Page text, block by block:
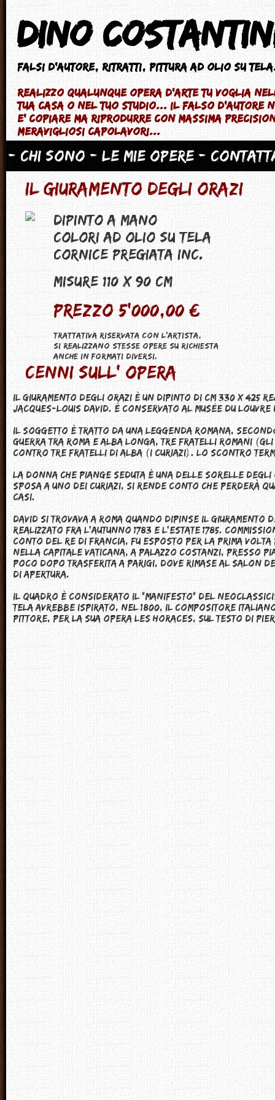
Dino
Falsi d'autore, ritratti, pittura ad olio su
Realizzo qualunque opera d'arte tu voglia
tua casa o nel tuo studio... il falso d'autore
e' copiare ma riprodurre con massima
meravigliosi capolavori...
- Chi sono - Le mie opere -
IL GIURAMENTO DEGLI ORAZI
Dipinto a mano
Colori ad Olio su tela
Cornice pregiata inc.
Misure 110 X 90 CM
Prezzo 5'000,00 €
Trattativa riservata con l'artista,
Si realizzano stesse opere su richiesta
anche in formati diversi.
Cenni sull' opera
Il giuramento degli Orazi è un dipinto di cm 330 x 425
Jacques-Louis David. È conservato al Musée du Louvre
Il soggetto è tratto da una leggenda romana,
guerra tra Roma e Alba Longa, tre fratelli romani
contro tre fratelli di Alba (i Curiazi). Lo scontro
La donna che piange seduta è una delle sorelle degli
sposa a uno dei Curiazi, si rende conto che perderà
casi.
David si trovava a Roma quando dipinse Il giuramento
realizzato fra l'autunno 1783 e l'estate 1785.
conto del re di Francia, fu esposto per la prima
nella capitale vaticana, a Palazzo Costanzi, presso
poco dopo trasferita a Parigi, dove rimase al Salon
di apertura.
Il quadro è considerato il "manifesto" del
tela avrebbe ispirato, nel 1800, il compositore
pittore, per la sua opera Les Horaces, sul testo di